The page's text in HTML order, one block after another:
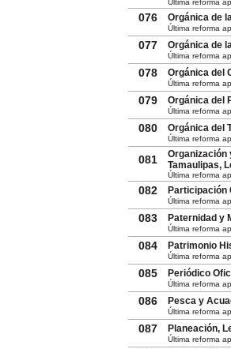
Última reforma
076 Orgánica de
Última reforma
077 Orgánica de
Última reforma
078 Orgánica del
Última reforma
079 Orgánica del
Última reforma
080 Orgánica del
Última reforma
081
Organización
Tamaulipas,
Última reforma
082 Participación
Última reforma
083 Paternidad y
Última reforma
084 Patrimonio
Última reforma
085 Periódico
Última reforma
086 Pesca y
Última reforma
087 Planeación,
Última reforma